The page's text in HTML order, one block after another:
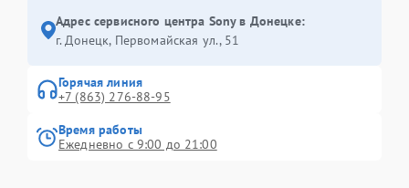
Адрес сервисного центра Sony в Донецке:
г. Донецк, Первомайская ул., 51
Горячая линия
+7 (863) 276-88-95
Время работы
Ежедневно с 9:00 до 21:00